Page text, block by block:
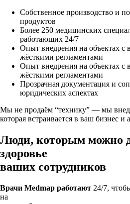
Собственное производство и
продуктов
Более 250 медицинских
работающих 24/7
Опыт внедрения на объектах с
жёсткими регламентами
Опыт внедрения на объектах с
жёсткими регламентами
Прозрачная документация и
юридических аспектах
Мы не продаём “технику” — мы
которая встраивается в ваш бизнес и
Люди, которым можно
здоровье
ваших сотрудников
Врачи Medmap работают 24/7,
на